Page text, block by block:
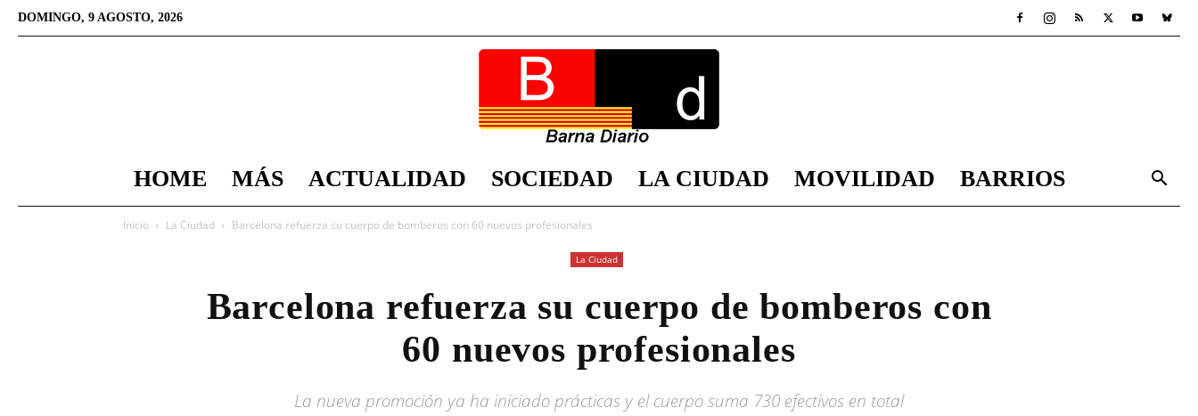
DOMINGO, 9 AGOSTO, 2026
Diario
HOME MÁS ACTUALIDAD SOCIEDAD LA CIUDAD MOVILIDAD BARRIOS
Inicio La Ciudad Barcelona refuerza su cuerpo de bomberos con 60 nuevos profesionales
La Ciudad
Barcelona refuerza su cuerpo de bomberos con
60 nuevos profesionales
La nueva promoción ya ha iniciado prácticas y el cuerpo suma 730 efectivos en total